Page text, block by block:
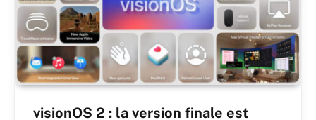
visionOS 2 : la version finale est